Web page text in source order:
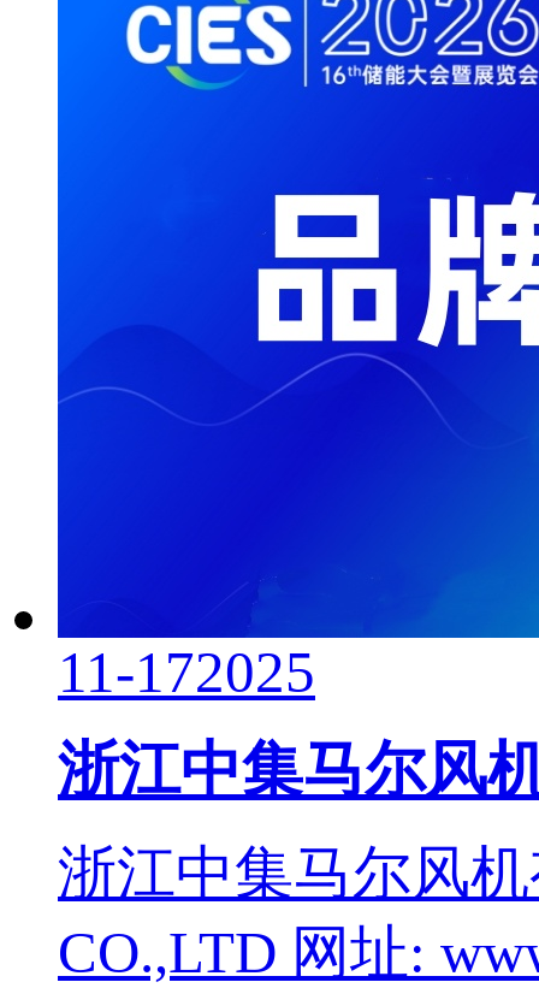
11-172025
浙江中集马尔风
浙江中集马尔风
CO.,LTD 网址: